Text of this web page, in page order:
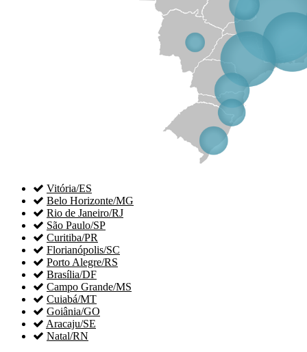
 Vitória/ES
 Belo Horizonte/MG
 Rio de Janeiro/RJ
 São Paulo/SP
 Curitiba/PR
 Florianópolis/SC
 Porto Alegre/RS
 Brasília/DF
 Campo Grande/MS
 Cuiabá/MT
 Goiânia/GO
 Aracaju/SE
 Natal/RN